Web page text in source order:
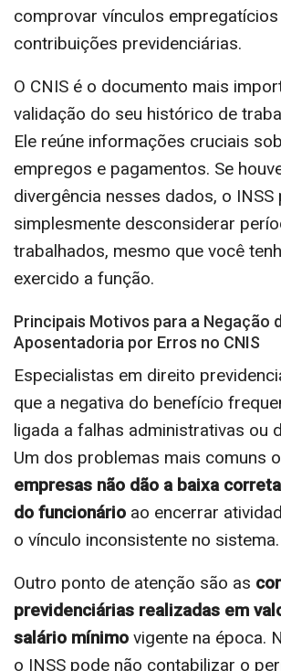
comprovar vínculos
contribuições previdenciárias.
O CNIS é o documento mais
validação do seu histórico de
Ele reúne informações cruciais
empregos e pagamentos. Se
divergência nesses dados, o INSS
simplesmente desconsiderar
trabalhados, mesmo que você
exercido a função.
Principais Motivos para a Negação
Aposentadoria por Erros no CNIS
Especialistas em direito
que a negativa do benefício
ligada a falhas administrativas ou
Um dos problemas mais comuns
empresas não dão a baixa
do funcionário ao encerrar
o vínculo inconsistente no sistema.
Outro ponto de atenção são as
previdenciárias realizadas em
salário mínimo vigente na época.
o INSS pode não contabilizar o